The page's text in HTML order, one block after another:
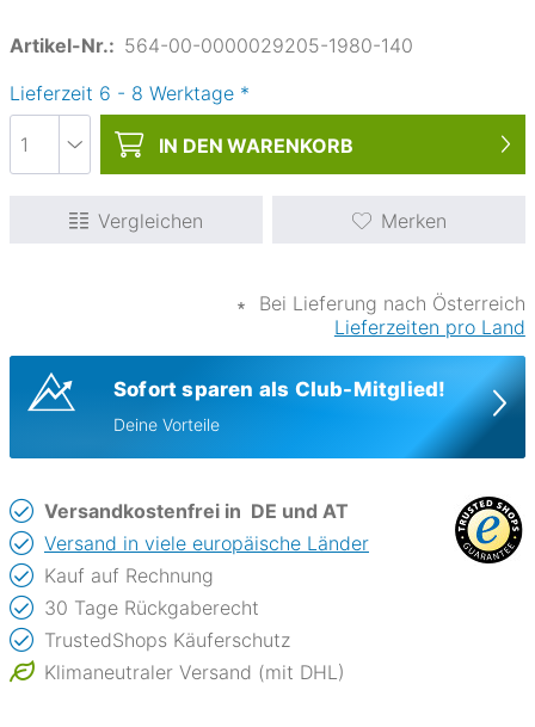
Artikel-Nr.: 564-00-0000029205-1980-140
Lieferzeit 6 - 8 Werktage *
IN DEN WARENKORB
Vergleichen Merken
∗
Bei Lieferung nach Österreich
Lieferzeiten pro Land
Sofort sparen als Club-Mitglied!
Deine Vorteile
Versandkostenfrei in DE und AT
Versand in viele europäische Länder
Kauf auf Rechnung
30 Tage Rückgaberecht
TrustedShops Käuferschutz
Klimaneutraler Versand (mit DHL)